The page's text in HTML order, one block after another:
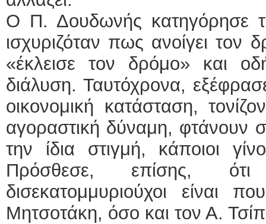
Ο Π. Δουδωνής κατηγόρησε
ισχυριζόταν πως ανοίγει τον
«έκλεισε τον δρόμο» και
διάλυση. Ταυτόχρονα,
οικονομική κατάσταση,
αγοραστική δύναμη, φτάνουν
την ίδια στιγμή, κάποιοι
Πρόσθεσε, επίσης,
δισεκατομμυριούχοι είναι
Μητσοτάκη, όσο και τον Α.